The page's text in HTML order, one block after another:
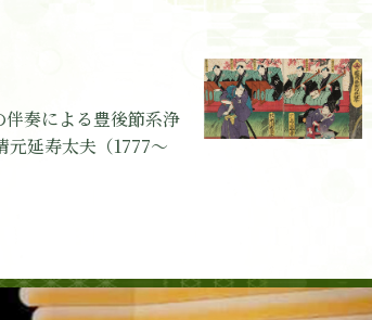
詳しく見る
奏による豊後節系浄
元延寿太夫（1777～